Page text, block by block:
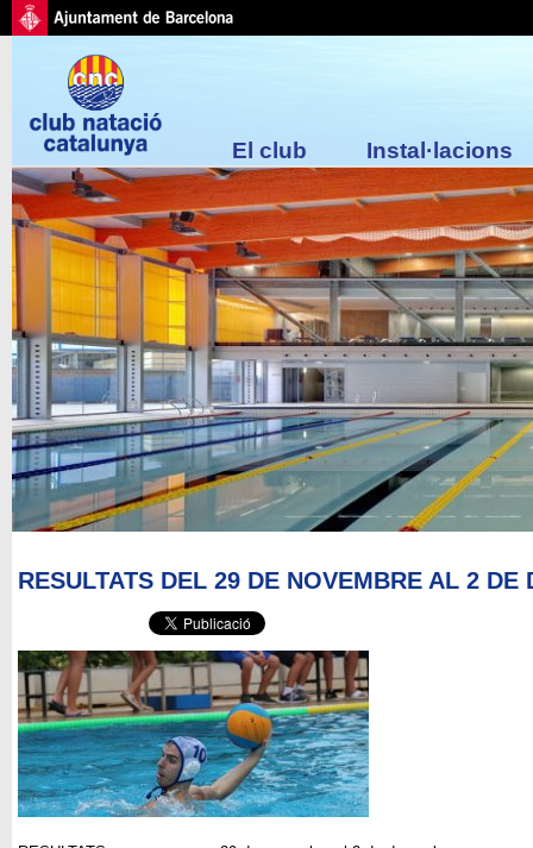
El club Instal·lacions
RESULTATS DEL 29 DE NOVEMBRE AL 2 DE